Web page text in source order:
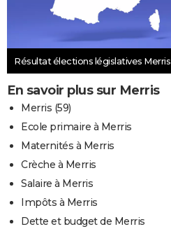
Résultat élections législatives Merris
En savoir plus sur Merris
Merris (59)
Ecole primaire à Merris
Maternités à Merris
Crèche à Merris
Salaire à Merris
Impôts à Merris
Dette et budget de Merris